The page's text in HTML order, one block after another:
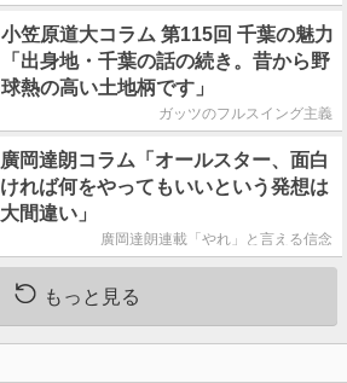
小笠原道大コラム 第115回 千葉の魅力
「出身地・千葉の話の続き。昔から野
球熱の高い土地柄です」
ガッツのフルスイング主義
廣岡達朗コラム「オールスター、面白
ければ何をやってもいいという発想は
大間違い」
廣岡達朗連載「やれ」と言える信念
もっと見る